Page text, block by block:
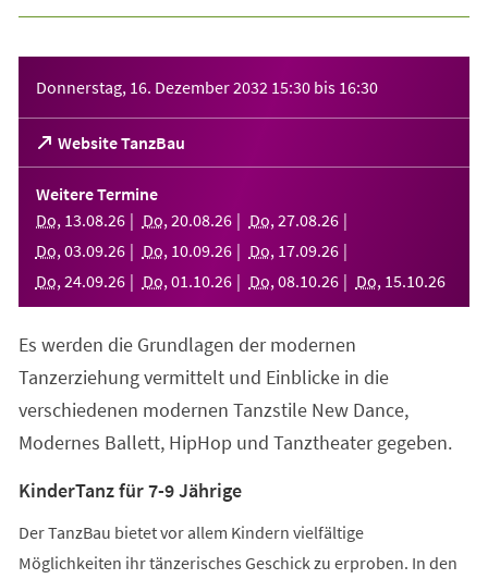
Donnerstag, 16. Dezember 2032 15:30 bis 16:30
Website TanzBau
(Öffnet
in
einem
neuen
Tab)
Weitere Termine
Do, 13.08.26 Do, 20.08.26 Do, 27.08.26
Do, 03.09.26 Do, 10.09.26 Do, 17.09.26
Do, 24.09.26 Do, 01 .10.26 Do, 08.10.26 Do, 15.10.26
Es werden die Grundlagen der modernen
Tanzerziehung vermittelt und Einblicke in die
verschiedenen modernen Tanzstile New Dance,
Modernes Ballett, HipHop und Tanztheater gegeben.
KinderTanz für 7-9 Jährige
Der TanzBau bietet vor allem Kindern vielfältige
Möglichkeiten ihr tänzerisches Geschick zu erproben. In den